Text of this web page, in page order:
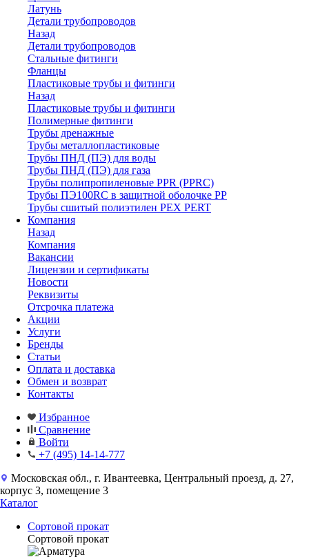
Латунь
Детали трубопроводов
Назад
Детали трубопроводов
Стальные фитинги
Фланцы
Пластиковые трубы и фитинги
Назад
Пластиковые трубы и фитинги
Полимерные фитинги
Трубы дренажные
Трубы металлопластиковые
Трубы ПНД (ПЭ) для воды
Трубы ПНД (ПЭ) для газа
Трубы полипропиленовые PPR (PPRC)
Трубы ПЭ100RC в защитной оболочке PP
Трубы сшитый полиэтилен PEX PERT
Компания
Назад
Компания
Вакансии
Лицензии и сертификаты
Новости
Реквизиты
Отсрочка платежа
Акции
Услуги
Бренды
Статьи
Оплата и доставка
Обмен и возврат
Контакты
Избранное
Сравнение
Войти
+7 (495) 14-14-777
Московская обл., г. Ивантеевка, Центральный проезд, д. 27,
корпус 3, помещение 3
Каталог
Сортовой прокат
Сортовой прокат